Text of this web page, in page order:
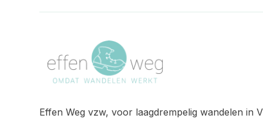
Effen Weg vzw, voor laagdrempelig wandelen in